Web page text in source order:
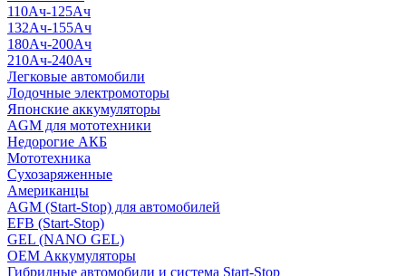
110Ач-125Ач
132Ач-155Ач
180Ач-200Ач
210Ач-240Ач
Легковые автомобили
Лодочные электромоторы
Японские аккумуляторы
AGM для мототехники
Недорогие АКБ
Мототехника
Сухозаряженные
Американцы
AGM (Start-Stop) для автомобилей
EFB (Start-Stop)
GEL (NANO GEL)
OEM Аккумуляторы
Гибридные автомобили и система Start-Stop